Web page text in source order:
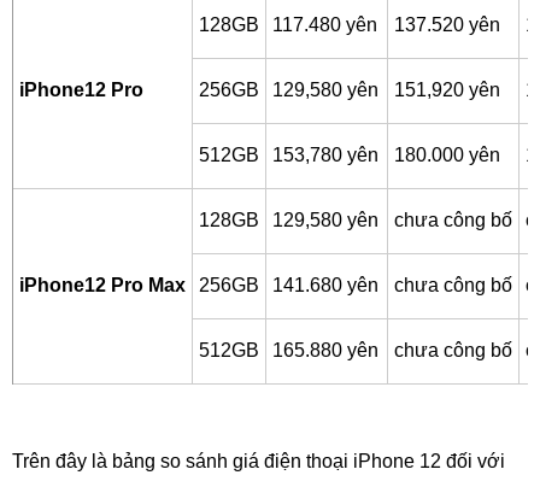
iPhone12 Pro
128GB 117.480 yên 137.520 yên
256GB 129,580 yên 151,920 yên
512GB 153,780 yên 180.000 yên
iPhone12 Pro Max
128GB 129,580 yên chưa công bố
256GB 141.680 yên chưa công bố
512GB 165.880 yên chưa công bố
Trên đây là bảng so sánh giá điện thoại iPhone 12 đối với